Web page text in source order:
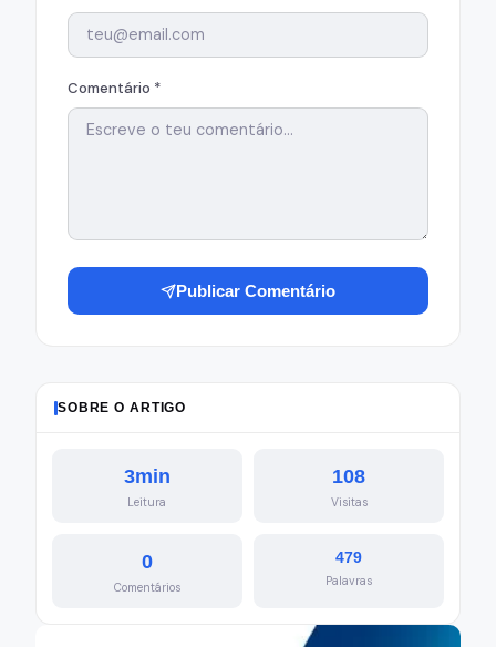
Comentário *
Publicar Comentário
SOBRE O ARTIGO
3min
Leitura
108
Visitas
0
Comentários
479
Palavras